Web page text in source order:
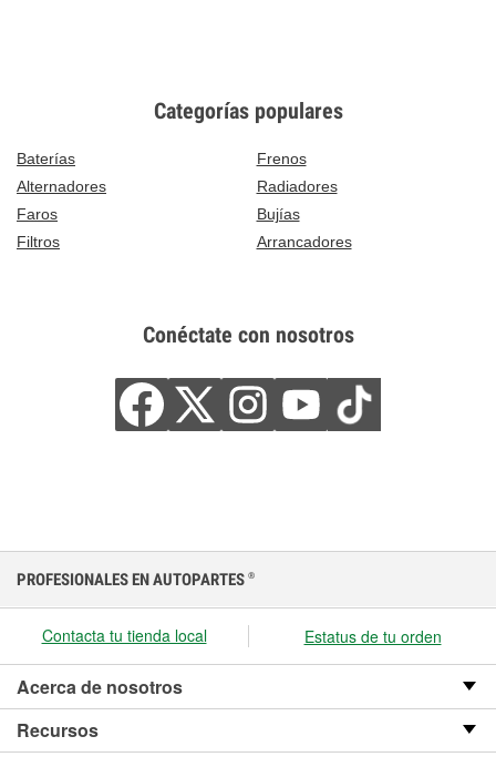
Categorías populares
Baterías
Frenos
Alternadores
Radiadores
Faros
Bujías
Filtros
Arrancadores
Conéctate con nosotros
PROFESIONALES EN AUTOPARTES ®
Contacta tu tienda local Estatus de tu orden
Acerca de nosotros
Recursos